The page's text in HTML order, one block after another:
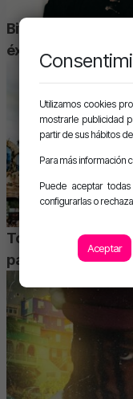
Bifi, el productor
éxito
Tomorrowland
para el recuerdo
Utilizamos cookies
mostrarle publicidad
partir de sus hábitos
Para más información
Puede aceptar
configurarlas o
Aceptar